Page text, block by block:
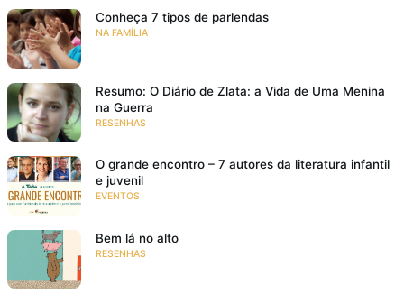
Conheça 7 tipos de parlendas
NA FAMÍLIA
Resumo: O Diário de Zlata: a Vida de Uma Menina
na Guerra
RESENHAS
O grande encontro – 7 autores da literatura infantil
e juvenil
EVENTOS
Bem lá no alto
RESENHAS